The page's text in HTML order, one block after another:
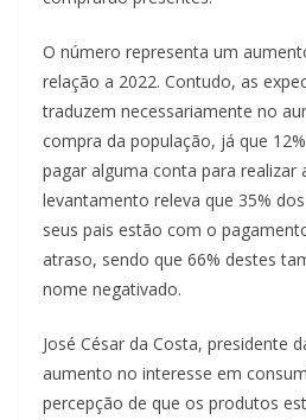
O número representa um
relação a 2022. Contudo, as
traduzem necessariamente no
compra da população, já que
pagar alguma conta para realizar
levantamento releva que 35%
seus pais estão com o
atraso, sendo que 66% destes
nome negativado.
José César da Costa, presidente
aumento no interesse em
percepção de que os produtos